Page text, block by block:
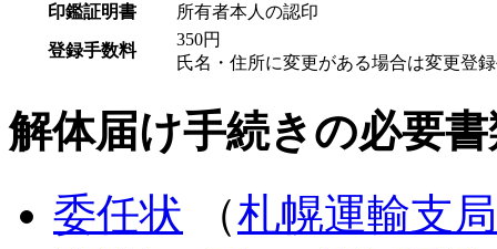
印鑑証明書
所有者本人の認印
登録手数料
350円
氏名・住所に変更がある場合は変更登
解体届け手続きの必要
委任状 （札幌運輸支